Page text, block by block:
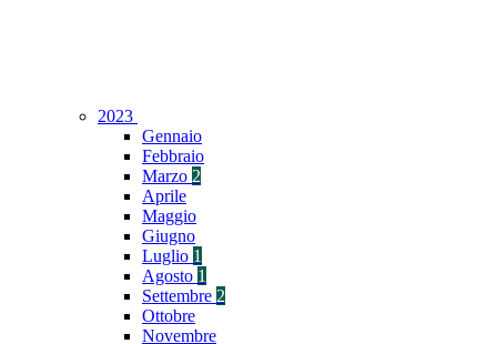
2023
Gennaio
Febbraio
Marzo 2
Aprile
Maggio
Giugno
Luglio 1
Agosto 1
Settembre 2
Ottobre
Novembre